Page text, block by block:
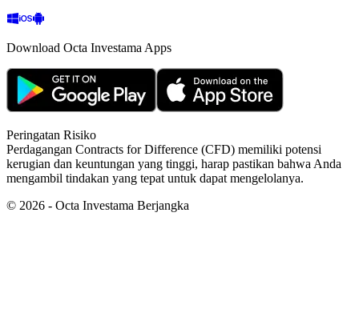
Download Octa Investama Apps
Peringatan Risiko
Perdagangan Contracts for Difference (CFD) memiliki potensi
kerugian dan keuntungan yang tinggi, harap pastikan bahwa Anda
mengambil tindakan yang tepat untuk dapat mengelolanya.
© 2026 - Octa Investama Berjangka